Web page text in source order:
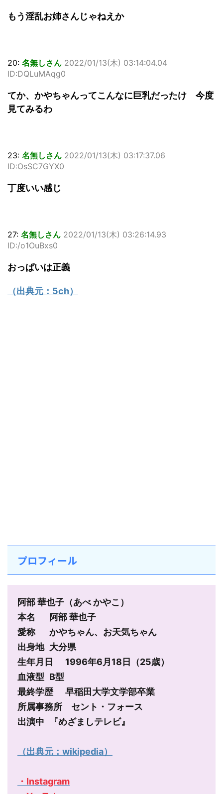
もう淫乱お姉さんじゃねえか
20: 名無しさん 2022/01/13(木) 03:14:04.04
ID:DQLuMAqg0
てか、かやちゃんってこんなに巨乳だったけ 今度
見てみるわ
23: 名無しさん 2022/01/13(木) 03:17:37.06
ID:OsSC7GYX0
丁度いい感じ
27: 名無しさん 2022/01/13(木) 03:26:14.93
ID:/o1OuBxs0
おっぱいは正義
（出典元： 5ch）
プロフィール
阿部 華也子（あべ かやこ）
本名	阿部 華也子
愛称	かやちゃん、お天気ちゃん
出身地	大分県
生年月日	1996年6月18日（25歳）
血液型	B型
最終学歴	早稲田大学文学部卒業
所属事務所　セント・フォース
出演中	『めざましテレビ』
（出典元：wikipedia）
・Instagram